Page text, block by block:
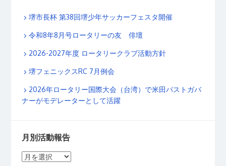
堺市長杯 第38回堺少年サッカーフェスタ開催
令和8年8月号ロータリーの友 俳壇
2026-2027年度 ロータリークラブ活動方針
堺フェニックスRC 7月例会
2026年ロータリー国際大会（台湾）で米田パストガバ
ナーがモデレーターとして活躍
月別活動報告
月